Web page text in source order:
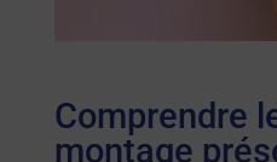
Comprendre
montage